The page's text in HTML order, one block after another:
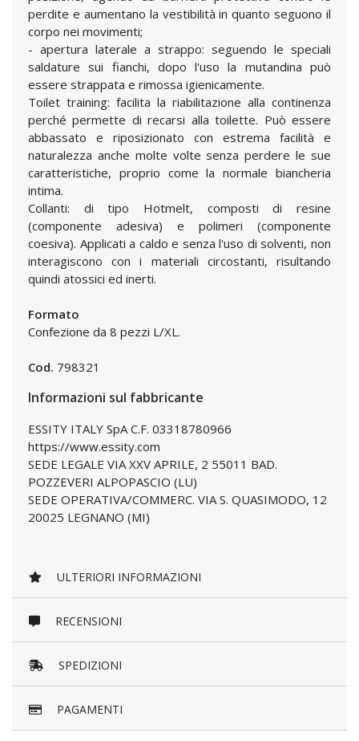
perdite e aumentano la vestibilità in quanto seguono il
corpo nei movimenti;
- apertura laterale a strappo: seguendo le speciali
saldature sui fianchi, dopo l'uso la mutandina può
essere strappata e rimossa igienicamente.
Toilet training: facilita la riabilitazione alla continenza
perché permette di recarsi alla toilette. Può essere
abbassato e riposizionato con estrema facilità e
naturalezza anche molte volte senza perdere le sue
caratteristiche, proprio come la normale biancheria
intima.
Collanti: di tipo Hotmelt, composti di resine
(componente adesiva) e polimeri (componente
coesiva). Applicati a caldo e senza l'uso di solventi, non
interagiscono con i materiali circostanti, risultando
quindi atossici ed inerti.
Formato
Confezione da 8 pezzi L/XL.
Cod. 798321
Informazioni sul fabbricante
ESSITY ITALY SpA C.F. 03318780966
https://www.essity.com
SEDE LEGALE VIA XXV APRILE, 2 55011 BAD.
POZZEVERI ALPOPASCIO (LU)
SEDE OPERATIVA/COMMERC. VIA S. QUASIMODO, 12
20025 LEGNANO (MI)
ULTERIORI INFORMAZIONI
RECENSIONI
SPEDIZIONI
PAGAMENTI